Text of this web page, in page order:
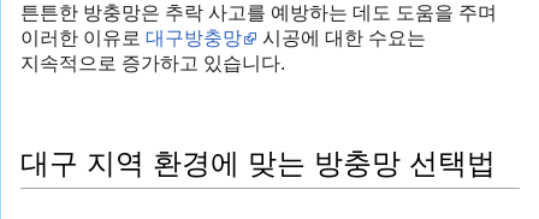
튼튼한 방충망은 추락 사고를 예방하는 데도 도움을 주며
이러한 이유로 대구방충망
시공에 대한 수요는
지속적으로 증가하고 있습니다.
대구 지역 환경에 맞는 방충망 선택법